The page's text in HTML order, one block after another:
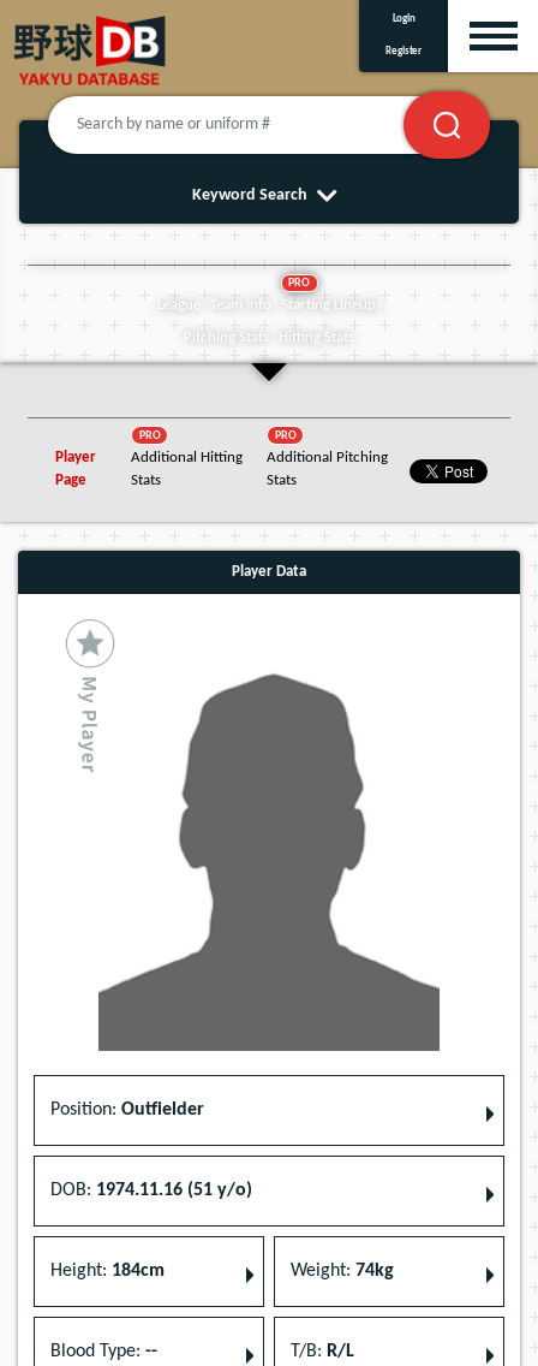
Login
Register
Keyword Search
League Team Info
PRO
Starting Lineups
Pitching Stats Hitting Stats
Player
Page
PRO
Additional Hitting
Stats
PRO
Additional Pitching
Stats
Player Data
Position: Outfielder
DOB: 1974.11.16 (51 y/o)
Height: 184cm Weight: 74kg
Blood Type: -- T/B: R/L